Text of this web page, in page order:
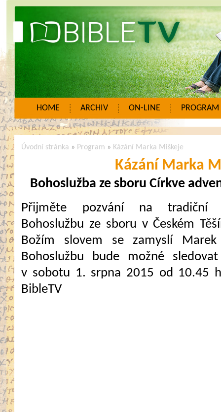
HOME ARCHIV ON-LINE PROGRAM
Úvodní stránka » Program » Kázání Marka Miškeje
Kázání Marka
Bohoslužba ze sboru Církve
Přijměte pozvání na tradiční
Bohoslužbu ze sboru v Českém
Božím slovem se zamyslí Marek
Bohoslužbu bude možné
v sobotu 1. srpna 2015 od 10.45
BibleTV